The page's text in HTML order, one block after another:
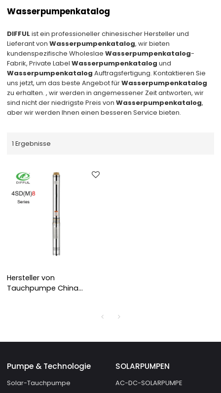
Wasserpumpenkatalog
DIFFUL ist ein professioneller chinesischer Hersteller und
Lieferant vonWasserpumpenkatalog, wir bieten
kundenspezifische WholeslaeWasserpumpenkatalog-
Fabrik, Private LabelWasserpumpenkatalog und
Wasserpumpenkatalog Auftragsfertigung. Kontaktieren Sie
uns jetzt, um das beste Angebot fürWasserpumpenkatalog
zu erhalten. , wir werden in angemessener Zeit antworten, wir
sind nicht der niedrigste Preis vonWasserpumpenkatalog,
aber wir werden Ihnen einen besseren Service bieten.
1 Ergebnisse
Hersteller von
Tauchpumpe China
Pumpe & Technologie
Solar-Tauchpumpe
SOLARPUMPEN
AC-DC-SOLARPUMPE